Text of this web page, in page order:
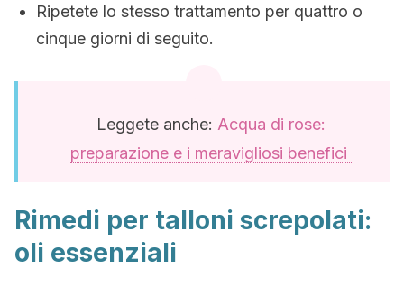
Ripetete lo stesso trattamento per quattro o
cinque giorni di seguito.
Leggete anche: Acqua di rose:
preparazione e i meravigliosi benefici
Rimedi per talloni screpolati:
oli essenziali